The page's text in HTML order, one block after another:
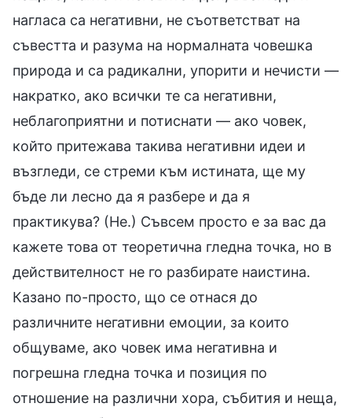
нагласа са негативни, не съответстват на
съвестта и разума на нормалната човешка
природа и са радикални, упорити и нечисти —
накратко, ако всички те са негативни,
неблагоприятни и потиснати — ако човек,
който притежава такива негативни идеи и
възгледи, се стреми към истината, ще му
бъде ли лесно да я разбере и да я
практикува? (Не.) Съвсем просто е за вас да
кажете това от теоретична гледна точка, но в
действителност не го разбирате наистина.
Казано по-просто, що се отнася до
различните негативни емоции, за които
общуваме, ако човек има негативна и
погрешна гледна точка и позиция по
отношение на различни хора, събития и неща,